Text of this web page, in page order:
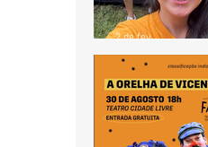
Pontão de
Livre
do "Circula
2 de fev.